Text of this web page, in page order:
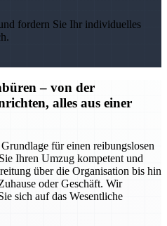
fordern Sie Ihr individuelles
– von der
alles aus einer
für einen reibungslosen
Ihren Umzug kompetent und
über die Organisation bis hin
oder Geschäft. Wir
sich auf das Wesentliche